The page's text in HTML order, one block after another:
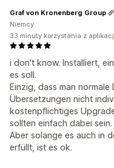
i don't know. Installiert,
es soll.
Einzig, dass man
Übersetzungen nicht
kostenpflichtiges
sollten einfach dabei sein.
Aber solange es auch in
erfüllt, ist es ok.
Graf von Kronenberg Group
Niemcy
33 minuty korzystania z